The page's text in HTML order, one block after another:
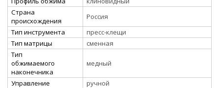
Страна
происхождения
Россия
Тип инструмента
пресс-клещи
Тип матрицы
сменная
Тип
обжимаемого
наконечника
медный
Управление
ручной